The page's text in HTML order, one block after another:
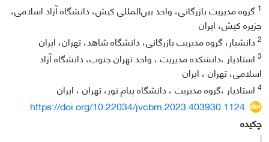
1 گروه مدیریت بازرگانی، واحد بین‌المللی کیش، دانشگاه آزاد اسلامی،
جزیره کیش، ایران
2دانشیار، گروه مدیریت بازرگانی، دانشگاه شاهد، تهران، ایران
3 استادیار ،دانشکده مدیریت ، واحد تهران جنوب، دانشگاه آزاد
اسلامی، تهران ، ایران
4 استادیار ،گروه مدیریت ، دانشگاه پیام نور، تهران ، ایران
https://doi.org/10.22034/jvcbm.2023.403930.1124
چکیده